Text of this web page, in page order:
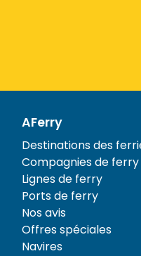
AFerry
Destinations des
Compagnies de ferry
Lignes de ferry
Ports de ferry
Nos avis
Offres spéciales
Navires